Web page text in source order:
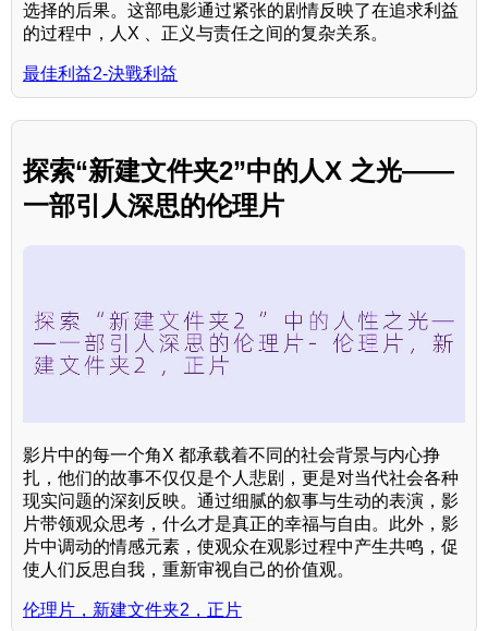
选择的后果。这部电影通过紧张的剧情反映了在追求利益
的过程中，人X 、正义与责任之间的复杂关系。
最佳利益2-決戰利益
探索“新建文件夹2”中的人X 之光——
一部引人深思的伦理片
影片中的每一个角X 都承载着不同的社会背景与内心挣
扎，他们的故事不仅仅是个人悲剧，更是对当代社会各种
现实问题的深刻反映。通过细腻的叙事与生动的表演，影
片带领观众思考，什么才是真正的幸福与自由。此外，影
片中调动的情感元素，使观众在观影过程中产生共鸣，促
使人们反思自我，重新审视自己的价值观。
伦理片，新建文件夹2，正片